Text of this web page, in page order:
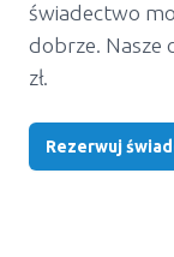
świadectwo
dobrze. Nasze
zł.
Rezerwuj